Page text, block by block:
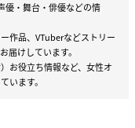
優・舞台・俳優などの情
作品、VTuberなどストリー
届けしています。
お役立ち情報など、女性オ
います。